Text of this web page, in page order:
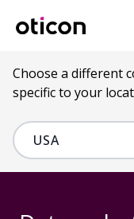
Choose a different
specific to your